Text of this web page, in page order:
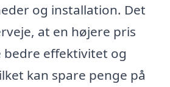
og installation. Det
at en højere pris
bedre effektivitet og
kan spare penge på